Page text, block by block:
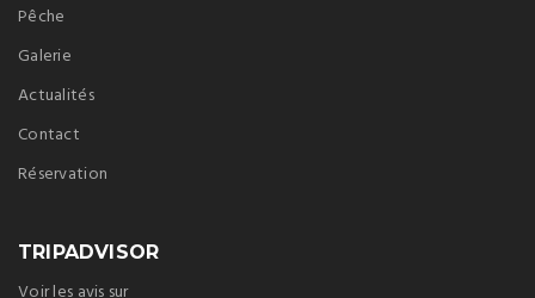
Pêche
Galerie
Actualités
Contact
Réservation
TRIPADVISOR